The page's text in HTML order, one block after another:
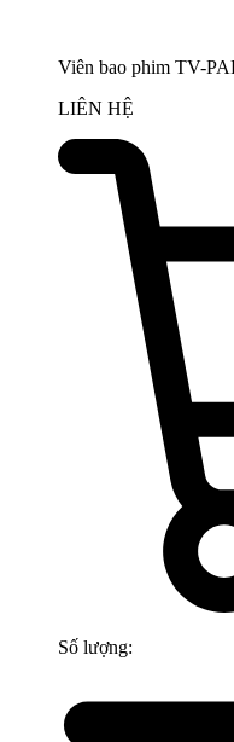
Viên bao phim TV-
LIÊN HỆ
Số lượng: